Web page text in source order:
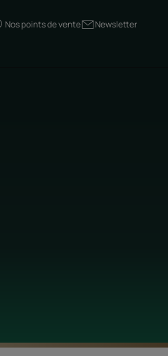
Nos points de vente Newsletter